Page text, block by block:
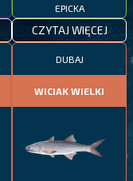
EPICKA
CZYTAJ WIĘCEJ
DUBAJ
WICIAK WIELKI